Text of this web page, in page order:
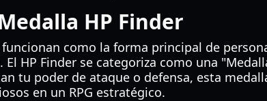
HP Finder
funcionan como la forma principal de
HP Finder se categoriza como una
tu poder de ataque o defensa, esta
en un RPG estratégico.